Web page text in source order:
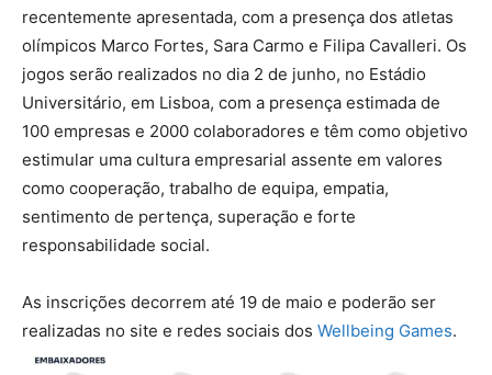
recentemente apresentada, com a presença dos atletas
olímpicos Marco Fortes, Sara Carmo e Filipa Cavalleri. Os
jogos serão realizados no dia 2 de junho, no Estádio
Universitário, em Lisboa, com a presença estimada de
100 empresas e 2000 colaboradores e têm como objetivo
estimular uma cultura empresarial assente em valores
como cooperação, trabalho de equipa, empatia,
sentimento de pertença, superação e forte
responsabilidade social.
As inscrições decorrem até 19 de maio e poderão ser
realizadas no site e redes sociais dos Wellbeing Games.